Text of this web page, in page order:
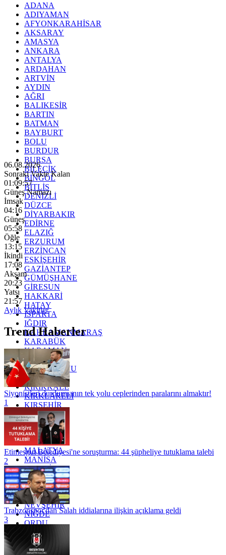
ADANA
ADIYAMAN
AFYONKARAHİSAR
AKSARAY
AMASYA
ANKARA
ANTALYA
ARDAHAN
ARTVİN
AYDIN
AĞRI
BALIKESİR
BARTIN
BATMAN
BAYBURT
BOLU
BURDUR
BURSA
BİLECİK
BİNGÖL
BİTLİS
DENİZLİ
DÜZCE
DİYARBAKIR
EDİRNE
ELAZIĞ
ERZURUM
ERZİNCAN
ESKİŞEHİR
GAZİANTEP
GÜMÜŞHANE
GİRESUN
HAKKARİ
HATAY
ISPARTA
IĞDIR
KAHRAMANMARAŞ
KARABÜK
KARAMAN
KARS
KASTAMONU
KAYSERİ
KIRIKKALE
KIRKLARELİ
KIRŞEHİR
KOCAELİ
KONYA
KÜTAHYA
KİLİS
MALATYA
MANİSA
MARDİN
MERSİN
MUĞLA
MUŞ
NEVŞEHİR
NİĞDE
ORDU
OSMANİYE
RİZE
SAKARYA
06.08.2026
Sonraki Vakte Kalan
01:09:56
Güneş Namazı
İmsak
04:16
Güneş
05:58
Öğle
13:15
İkindi
17:08
Akşam
20:23
Yatsı
21:57
Aylık Vakitler
Trend Haberler
Siyonistleri durdurmanın tek yolu ceplerinden paralarını almaktır!
1
Etimesgut Belediyesi'ne soruşturma: 44 şüpheliye tutuklama talebi
2
Trabzonspor'dan Salah iddialarına ilişkin açıklama geldi
3